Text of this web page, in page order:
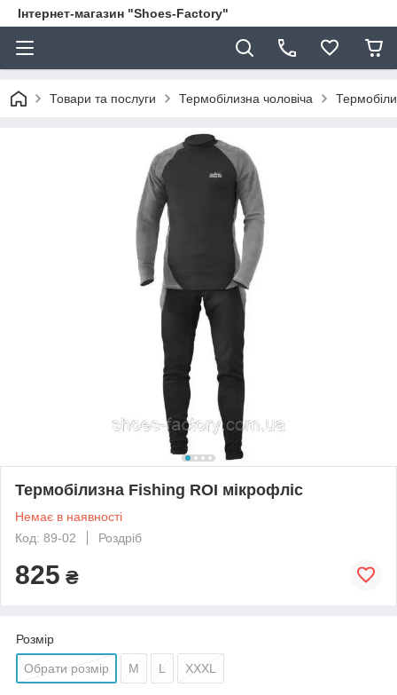
Інтернет-магазин "Shoes-Factory"
Товари та послуги Термобілизна чоловіча
Термобілизна Fishing ROI мікрофліс
Немає в наявності
Код: 89-02
Роздріб
825 ₴
Розмір
Обрати розмір M L XXXL